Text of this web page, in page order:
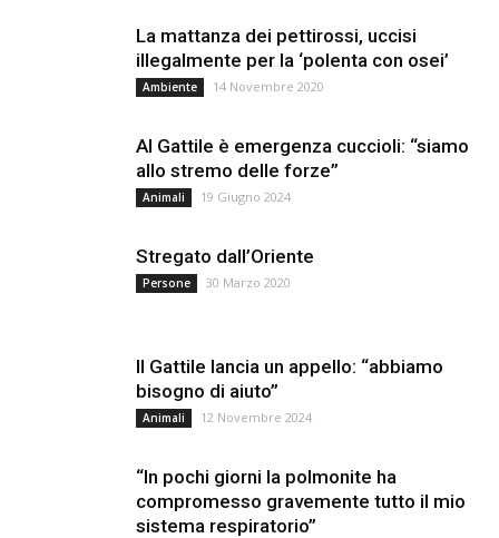
La mattanza dei pettirossi, uccisi
illegalmente per la ‘polenta con osei’
Ambiente 14 Novembre 2020
Al Gattile è emergenza cuccioli: “siamo
allo stremo delle forze”
Animali 19 Giugno 2024
Stregato dall’Oriente
Persone 30 Marzo 2020
Il Gattile lancia un appello: “abbiamo
bisogno di aiuto”
Animali 12 Novembre 2024
“In pochi giorni la polmonite ha
compromesso gravemente tutto il mio
sistema respiratorio”